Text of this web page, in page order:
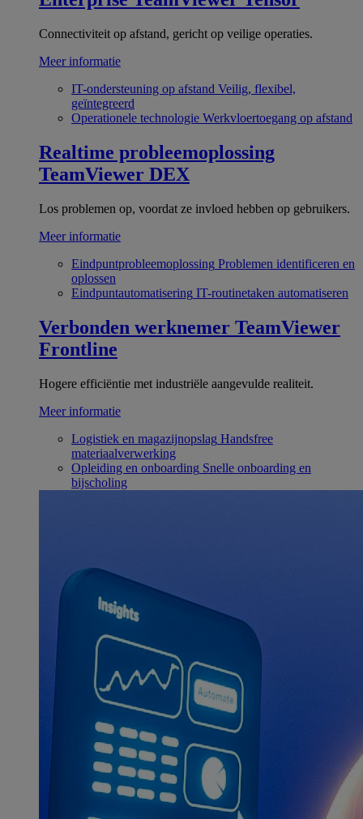
Connectiviteit op afstand, gericht op veilige operaties.
Meer informatie
IT-ondersteuning op afstand Veilig, flexibel,
geïntegreerd
Operationele technologie Werkvloertoegang op afstand
Realtime probleemoplossing
TeamViewer DEX
Los problemen op, voordat ze invloed hebben op gebruikers.
Meer informatie
Eindpuntprobleemoplossing Problemen identificeren en
oplossen
Eindpuntautomatisering IT-routinetaken automatiseren
Verbonden werknemer TeamViewer
Frontline
Hogere efficiëntie met industriële aangevulde realiteit.
Meer informatie
Logistiek en magazijnopslag Handsfree
materiaalverwerking
Opleiding en onboarding Snelle onboarding en
bijscholing